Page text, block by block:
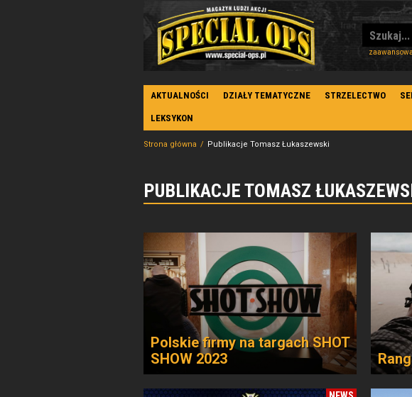
AKTUALNOŚCI DZIAŁY TEMATYCZNE STRZELECTWO
LEKSYKON
Strona główna Publikacje Tomasz Łukaszewski
PUBLIKACJE TOMASZ
Polskie firmy na targach SHOT
SHOW 2023